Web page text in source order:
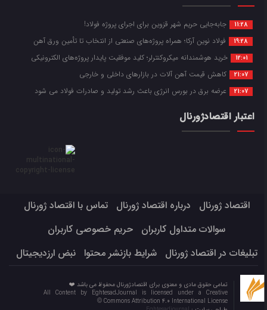
11:28 جابه‌جایی حریم شهر قزوین برای اجرای پروژه فولاد!
19:28 فولاد نوین آرکا؛ همراه پروژه‌های صنعتی از انتخاب تا تأمین ورق آهن
12:01 خرید هوشمندانه میکروکنترلر؛ کلید موفقیت پایدار پروژه‌های الکترونیکی
21:07 کاهش قیمت آهن آلات در بازارهای داخلی و خارجی
21:07 عرضه برق در بورس انرژی باعث رشد تولید و صادرات فولاد می شود
اعتبار اقتصادژورنال
اقتصاد ژورنال درباره اقتصاد ژورنال
تماس با اقتصاد ژورنال
سوالات متداول کاربران
حریم خصوصی کاربران
تبلیغات در اقتصاد ژورنال
شرایط بازنشر محتوا نبض ارزدیجیتال
تمامی حقوق مادی و معنوی برای اقتصادژورنال محفوظ می باشد ❤️
All Content by EghtesadJournal is licensed under a Creative
Commons Attribution 4.0 International License ©️